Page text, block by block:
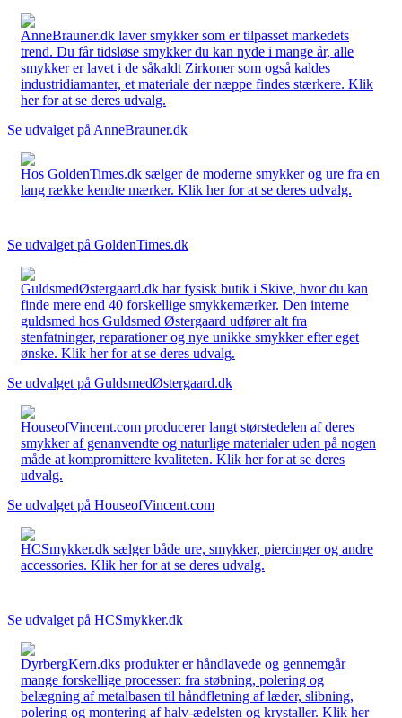
AnneBrauner.dk laver smykker som er tilpasset markedets
trend. Du får tidsløse smykker du kan nyde i mange år, alle
smykker er lavet i de såkaldt Zirkoner som også kaldes
industridiamanter, et materiale der næppe findes stærkere. Klik
her for at se deres udvalg.
Se udvalget på AnneBrauner.dk
Hos GoldenTimes.dk sælger de moderne smykker og ure fra en
lang række kendte mærker. Klik her for at se deres udvalg.
Se udvalget på GoldenTimes.dk
GuldsmedØstergaard.dk har fysisk butik i Skive, hvor du kan
finde mere end 40 forskellige smykkemærker. Den interne
guldsmed hos Guldsmed Østergaard udfører alt fra
stenfatninger, reparationer og nye unikke smykker efter eget
ønske. Klik her for at se deres udvalg.
Se udvalget på GuldsmedØstergaard.dk
HouseofVincent.com producerer langt størstedelen af deres
smykker af genanvendte og naturlige materialer uden på nogen
måde at kompromittere kvaliteten. Klik her for at se deres
udvalg.
Se udvalget på HouseofVincent.com
HCSmykker.dk sælger både ure, smykker, piercinger og andre
accessories. Klik her for at se deres udvalg.
Se udvalget på HCSmykker.dk
DyrbergKern.dks produkter er håndlavede og gennemgår
mange forskellige processer: fra støbning, polering og
belægning af metalbasen til håndfletning af læder, slibning,
polering og montering af halv-ædelsten og krystaller. Klik her